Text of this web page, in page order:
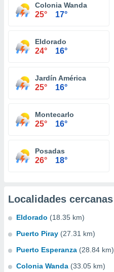
Colonia Wanda
25° 17°
Eldorado
24° 16°
Jardín América
25° 16°
Montecarlo
25° 16°
Posadas
26° 18°
Localidades cercanas
Eldorado (18.35 km)
Puerto Piray (27.31 km)
Puerto Esperanza (28.84 km)
Colonia Wanda (33.05 km)